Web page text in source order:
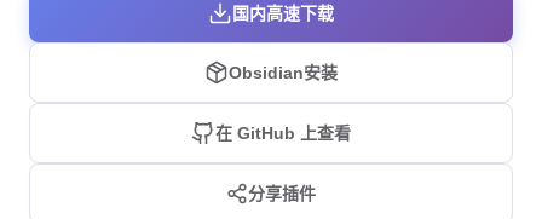
国内高速下载
Obsidian安装
在 GitHub 上查看
分享插件